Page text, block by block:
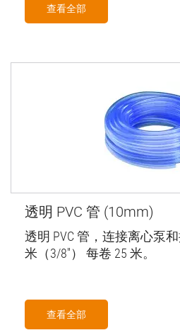
查看全部
透明 PVC 管 (10mm)
透明 PVC 管，连接离心泵
米（3/8''） 每卷 25 米。
查看全部